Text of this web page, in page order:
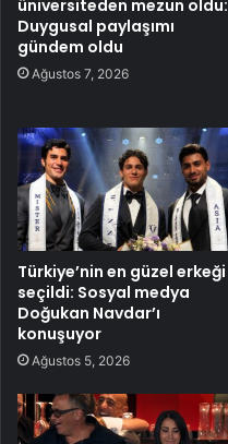
üniversiteden mezun oldu:
Duygusal paylaşımı
gündem oldu
Ağustos 7, 2026
Türkiye’nin en güzel erkeği
seçildi: Sosyal medya
Doğukan Navdar’ı
konuşuyor
Ağustos 5, 2026